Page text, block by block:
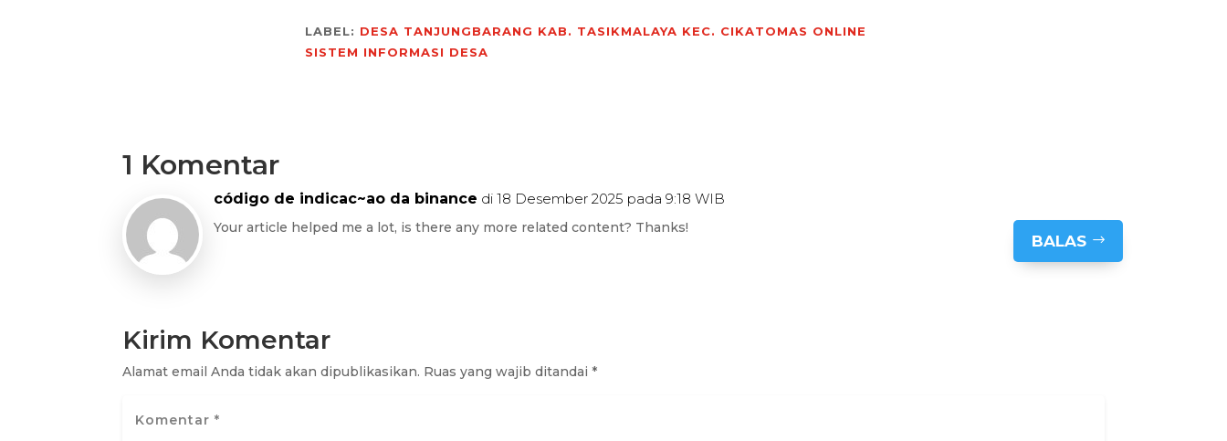
LABEL: DESA TANJUNGBARANG KAB. TASIKMALAYA KEC. CIKATOMAS ONLINE
SISTEM INFORMASI DESA
1 Komentar
código de indicac~ao da binance di 18 Desember 2025 pada 9:18 WIB
Your article helped me a lot, is there any more related content? Thanks!
BALAS
Kirim Komentar
Alamat email Anda tidak akan dipublikasikan. Ruas yang wajib ditandai*